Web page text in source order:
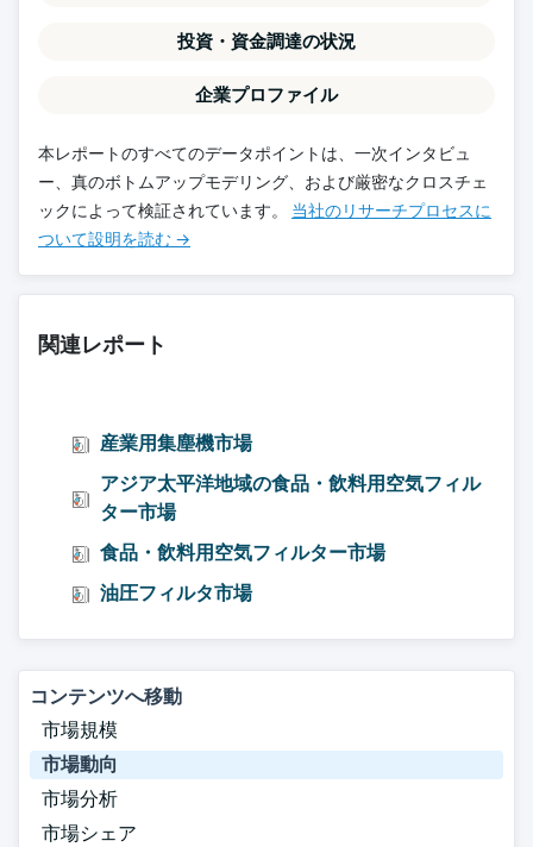
投資・資金調達の状況
企業プロファイル
本レポートのすべてのデータポイントは、一次インタビュ
ー、真のボトムアップモデリング、および厳密なクロスチェ
ックによって検証されています。 当社のリサーチプロセスに
ついて設明を読む →
関連レポート
産業用集塵機市場
アジア太平洋地域の食品・飲料用空気フィル
ター市場
食品・飲料用空気フィルター市場
油圧フィルタ市場
コンテンツへ移動
市場規模
市場動向
市場分析
市場シェア